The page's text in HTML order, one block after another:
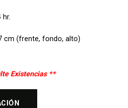
hr.
cm (frente, fondo, alto)
Existencias **